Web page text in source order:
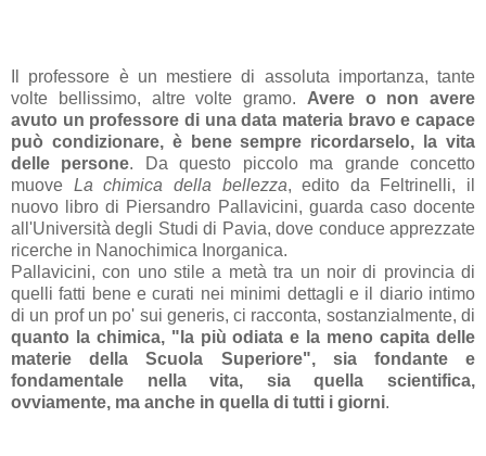
Il professore è un mestiere di assoluta importanza, tante
volte bellissimo, altre volte gramo. Avere o non avere
avuto un professore di una data materia bravo e capace
può condizionare, è bene sempre ricordarselo, la vita
delle persone. Da questo piccolo ma grande concetto
muove La chimica della bellezza, edito da Feltrinelli, il
nuovo libro di Piersandro Pallavicini, guarda caso docente
all'Università degli Studi di Pavia, dove conduce apprezzate
ricerche in Nanochimica Inorganica.
Pallavicini, con uno stile a metà tra un noir di provincia di
quelli fatti bene e curati nei minimi dettagli e il diario intimo
di un prof un po' sui generis, ci racconta, sostanzialmente, di
quanto la chimica, "la più odiata e la meno capita delle
materie della Scuola Superiore", sia fondante e
fondamentale nella vita, sia quella scientifica,
ovviamente, ma anche in quella di tutti i giorni.